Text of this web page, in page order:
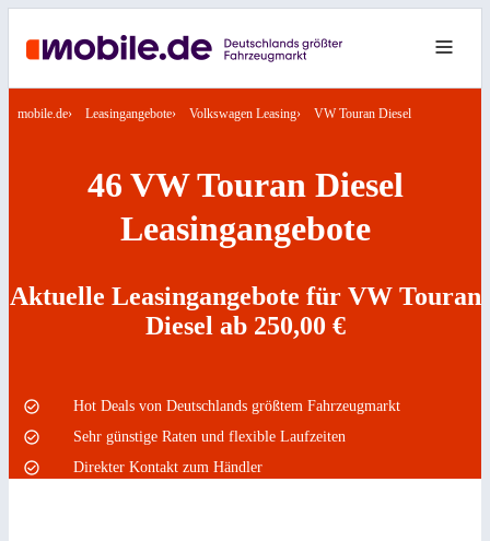
mobile.de Leasingangebote Volkswagen Leasing VW Touran Diesel
46 VW Touran Diesel
Leasingangebote
Aktuelle Leasingangebote für VW Touran
Diesel ab 250,00 €
Hot Deals von Deutschlands größtem Fahrzeugmarkt
Sehr günstige Raten und flexible Laufzeiten
Direkter Kontakt zum Händler